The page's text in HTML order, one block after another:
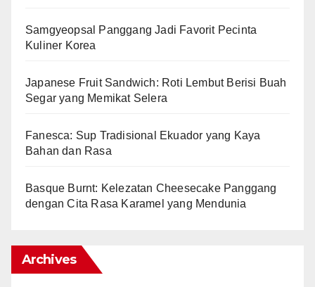
Samgyeopsal Panggang Jadi Favorit Pecinta
Kuliner Korea
Japanese Fruit Sandwich: Roti Lembut Berisi Buah
Segar yang Memikat Selera
Fanesca: Sup Tradisional Ekuador yang Kaya
Bahan dan Rasa
Basque Burnt: Kelezatan Cheesecake Panggang
dengan Cita Rasa Karamel yang Mendunia
Archives